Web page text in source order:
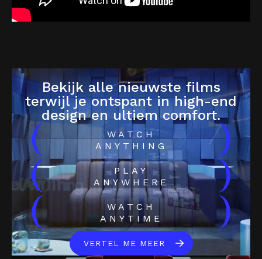
Bekijk alle nieuwste films
terwijl je ontspant in high-end
design en ultiem comfort.
(
WATCH
ANYTHING
)
(
PLAY
ANYWHERE
)
(
WATCH
ANYTIME
)
VERTEL ME MEER